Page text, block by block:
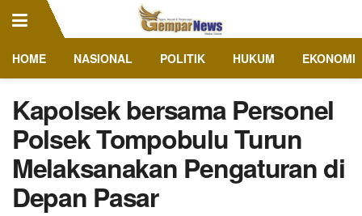
HOME NASIONAL POLITIK HUKUM EKONOMI
Kapolsek bersama Personel
Polsek Tompobulu Turun
Melaksanakan Pengaturan di
Depan Pasar